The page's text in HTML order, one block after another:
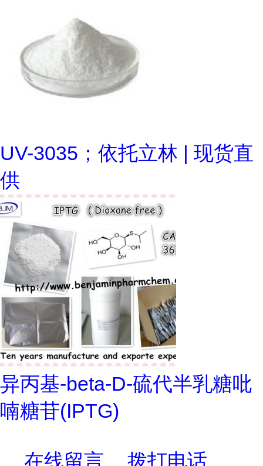
UV-3035；依托立林 | 现货直
供
异丙基-beta-D-硫代半乳糖吡
喃糖苷(IPTG)
在线留言 拨打电话